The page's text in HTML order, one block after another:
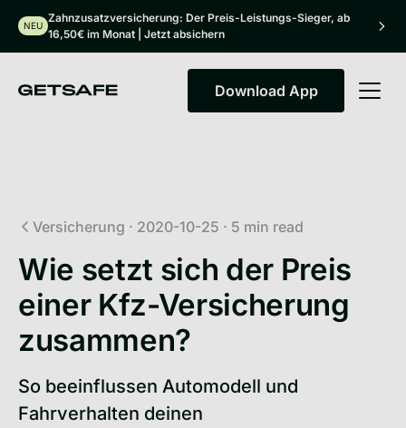
NEU
Zahnzusatzversicherung: Der Preis-Leistungs-Sieger, ab
16,50€ im Monat | Jetzt absichern
Download App
Download App
Versicherung · 2020-10-25 · 5 min read
Wie setzt sich der Preis
einer Kfz-Versicherung
zusammen?
So beeinflussen Automodell und
Fahrverhalten deinen